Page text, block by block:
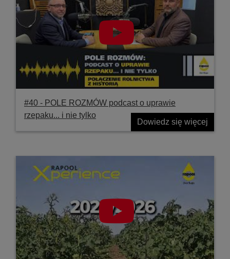
#40 ‐ POLE ROZMÓW podcast o uprawie
rzepaku... i nie tylko
Dowiedz się więcej